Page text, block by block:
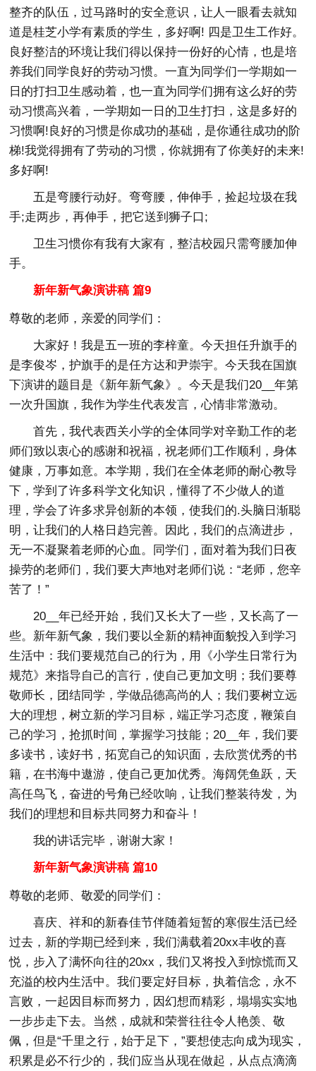
整齐的队伍，过马路时的安全意识，让人一眼看去就知
道是桂芝小学有素质的学生，多好啊! 四是卫生工作好。
良好整洁的环境让我们得以保持一份好的心情，也是培
养我们同学良好的劳动习惯。一直为同学们一学期如一
日的打扫卫生感动着，也一直为同学们拥有这么好的劳
动习惯高兴着，一学期如一日的卫生打扫，这是多好的
习惯啊!良好的习惯是你成功的基础，是你通往成功的阶
梯!我觉得拥有了劳动的习惯，你就拥有了你美好的未来!
多好啊!
五是弯腰行动好。弯弯腰，伸伸手，捡起垃圾在我
手;走两步，再伸手，把它送到狮子口;
卫生习惯你有我有大家有，整洁校园只需弯腰加伸
手。
新年新气象演讲稿 篇9
尊敬的老师，亲爱的同学们：
大家好！我是五一班的李梓童。今天担任升旗手的
是李俊岑，护旗手的是任方达和尹崇宇。今天我在国旗
下演讲的题目是《新年新气象》。今天是我们20__年第
一次升国旗，我作为学生代表发言，心情非常激动。
首先，我代表西关小学的全体同学对辛勤工作的老
师们致以衷心的感谢和祝福，祝老师们工作顺利，身体
健康，万事如意。本学期，我们在全体老师的耐心教导
下，学到了许多科学文化知识，懂得了不少做人的道
理，学会了许多求异创新的本领，使我们的.头脑日渐聪
明，让我们的人格日趋完善。因此，我们的点滴进步，
无一不凝聚着老师的心血。同学们，面对着为我们日夜
操劳的老师们，我们要大声地对老师们说：“老师，您辛
苦了！”
20__年已经开始，我们又长大了一些，又长高了一
些。新年新气象，我们要以全新的精神面貌投入到学习
生活中：我们要规范自己的行为，用《小学生日常行为
规范》来指导自己的言行，使自己更加文明；我们要尊
敬师长，团结同学，学做品德高尚的人；我们要树立远
大的理想，树立新的学习目标，端正学习态度，鞭策自
己的学习，抢抓时间，掌握学习技能；20__年，我们要
多读书，读好书，拓宽自己的知识面，去欣赏优秀的书
籍，在书海中遨游，使自己更加优秀。海阔凭鱼跃，天
高任鸟飞，奋进的号角已经吹响，让我们整装待发，为
我们的理想和目标共同努力和奋斗！
我的讲话完毕，谢谢大家！
新年新气象演讲稿 篇10
尊敬的老师、敬爱的同学们：
喜庆、祥和的新春佳节伴随着短暂的寒假生活已经
过去，新的学期已经到来，我们满载着20xx丰收的喜
悦，步入了满怀向往的20xx，我们又将投入到惊慌而又
充溢的校内生活中。我们要定好目标，执着信念，永不
言败，一起因目标而努力，因幻想而精彩，塌塌实实地
一步步走下去。当然，成就和荣誉往往令人艳羡、敬
佩，但是“千里之行，始于足下，”要想使志向成为现实，
积累是必不行少的，我们应当从现在做起，从点点滴滴